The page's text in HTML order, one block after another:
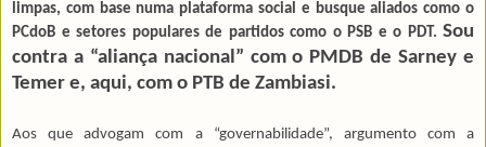
limpas, com base numa plataforma social e busque aliados como o
PCdoB e setores populares de partidos como o PSB e o PDT. Sou
contra a “aliança nacional” com o PMDB de Sarney e
Temer e, aqui, com o PTB de Zambiasi.
Aos que advogam com a “governabilidade”, argumen­to com a